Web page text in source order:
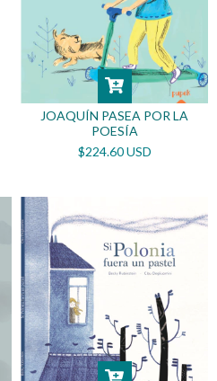
JOAQUÍN PASEA POR LA
POESÍA
$224.60 USD